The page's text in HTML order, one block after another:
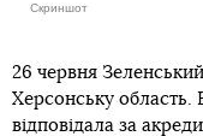
Скриншот
26 червня
Херсонську область.
відповідала за